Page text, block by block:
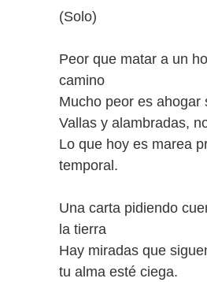
(Solo)
Peor que matar a un
camino
Mucho peor es ahogar
Vallas y alambradas,
Lo que hoy es marea
temporal.
Una carta pidiendo
la tierra
Hay miradas que
tu alma esté ciega.